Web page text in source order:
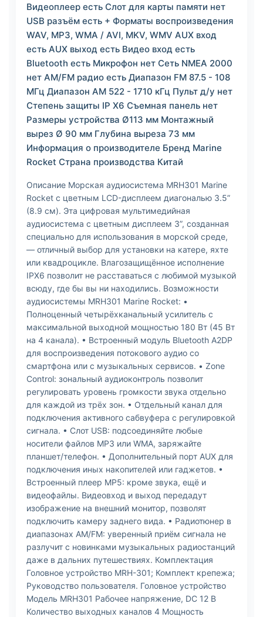
Видеоплеер есть Слот для карты памяти нет
USB разъём есть + Форматы воспроизведения
WAV, MP3, WMA / AVI, MKV, WMV AUX вход
есть AUX выход есть Видео вход есть
Bluetooth есть Микрофон нет Сеть NMEA 2000
нет AM/FM радио есть Диапазон FM 87.5 - 108
МГц Диапазон AM 522 - 1710 кГц Пульт д/у нет
Степень защиты IP X6 Съемная панель нет
Размеры устройства Ø113 мм Монтажный
вырез Ø 90 мм Глубина выреза 73 мм
Информация о производителе Бренд Marine
Rocket Страна производства Китай
Описание Морская аудиосистема MRH301 Marine
Rocket с цветным LCD-дисплеем диагональю 3.5”
(8.9 см). Эта цифровая мультимедийная
аудиосистема с цветным дисплеем 3”, созданная
специально для использования в морской среде,
— отличный выбор для установки на катере, яхте
или квадроцикле. Влагозащищённое исполнение
IPX6 позволит не расставаться с любимой музыкой
всюду, где бы вы ни находились. Возможности
аудиосистемы MRH301 Marine Rocket: •
Полноценный четырёхканальный усилитель с
максимальной выходной мощностью 180 Вт (45 Вт
на 4 канала). • Встроенный модуль Bluetooth A2DP
для воспроизведения потокового аудио со
смартфона или с музыкальных сервисов. • Zone
Control: зональный аудиоконтроль позволит
регулировать уровень громкости звука отдельно
для каждой из трёх зон. • Отдельный канал для
подключения активного сабвуфера с регулировкой
сигнала. • Слот USB: подсоединяйте любые
носители файлов MP3 или WMA, заряжайте
планшет/телефон. • Дополнительный порт AUX для
подключения иных накопителей или гаджетов. •
Встроенный плеер MP5: кроме звука, ещё и
видеофайлы. Видеовход и выход передадут
изображение на внешний монитор, позволят
подключить камеру заднего вида. • Радиотюнер в
диапазонах AM/FM: уверенный приём сигнала не
разлучит с новинками музыкальных радиостанций
даже в дальних путешествиях. Комплектация
Головное устройство MRH-301; Комплект крепежа;
Руководство пользователя. Головное устройство
Модель MRH301 Рабочее напряжение, DC 12 В
Количество выходных каналов 4 Мощность